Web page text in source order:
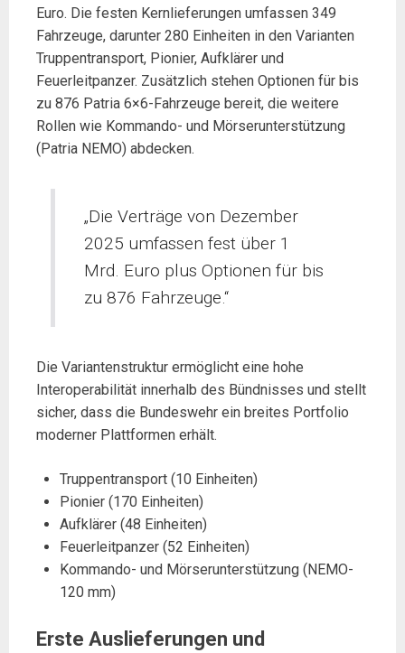
Euro. Die festen Kernlieferungen umfassen 349
Fahrzeuge, darunter 280 Einheiten in den Varianten
Truppentransport, Pionier, Aufklärer und
Feuerleitpanzer. Zusätzlich stehen Optionen für bis
zu 876 Patria 6×6-Fahrzeuge bereit, die weitere
Rollen wie Kommando- und Mörserunterstützung
(Patria NEMO) abdecken.
„Die Verträge von Dezember
2025 umfassen fest über 1
Mrd. Euro plus Optionen für bis
zu 876 Fahrzeuge.“
Die Variantenstruktur ermöglicht eine hohe
Interoperabilität innerhalb des Bündnisses und stellt
sicher, dass die Bundeswehr ein breites Portfolio
moderner Plattformen erhält.
Truppentransport (10 Einheiten)
Pionier (170 Einheiten)
Aufklärer (48 Einheiten)
Feuerleitpanzer (52 Einheiten)
Kommando- und Mörserunterstützung (NEMO-
120 mm)
Erste Auslieferungen und